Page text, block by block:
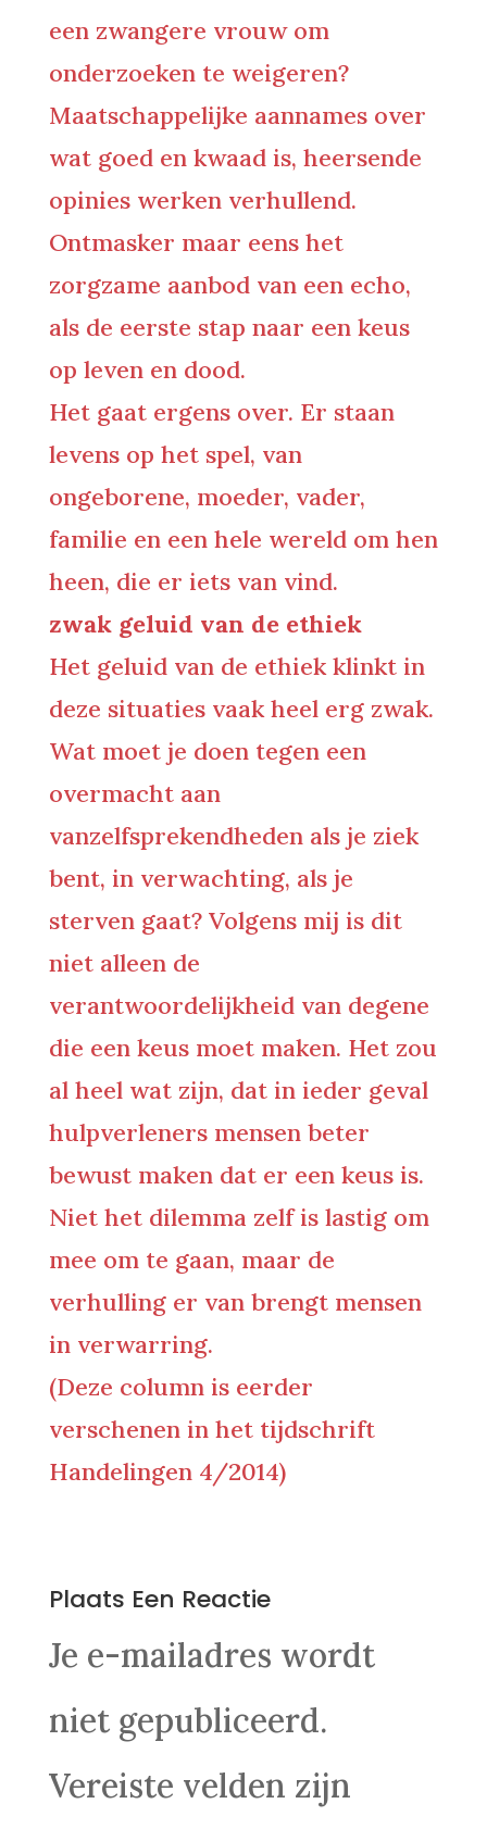
een zwangere vrouw om
onderzoeken te weigeren?
Maatschappelijke aannames over
wat goed en kwaad is, heersende
opinies werken verhullend.
Ontmasker maar eens het
zorgzame aanbod van een echo,
als de eerste stap naar een keus
op leven en dood.
Het gaat ergens over. Er staan
levens op het spel, van
ongeborene, moeder, vader,
familie en een hele wereld om hen
heen, die er iets van vind.
zwak geluid van de ethiek
Het geluid van de ethiek klinkt in
deze situaties vaak heel erg zwak.
Wat moet je doen tegen een
overmacht aan
vanzelfsprekendheden als je ziek
bent, in verwachting, als je
sterven gaat? Volgens mij is dit
niet alleen de
verantwoordelijkheid van degene
die een keus moet maken. Het zou
al heel wat zijn, dat in ieder geval
hulpverleners mensen beter
bewust maken dat er een keus is.
Niet het dilemma zelf is lastig om
mee om te gaan, maar de
verhulling er van brengt mensen
in verwarring.
(Deze column is eerder
verschenen in het tijdschrift
Handelingen 4/2014)
Plaats Een Reactie
Je e-mailadres wordt
niet gepubliceerd.
Vereiste velden zijn